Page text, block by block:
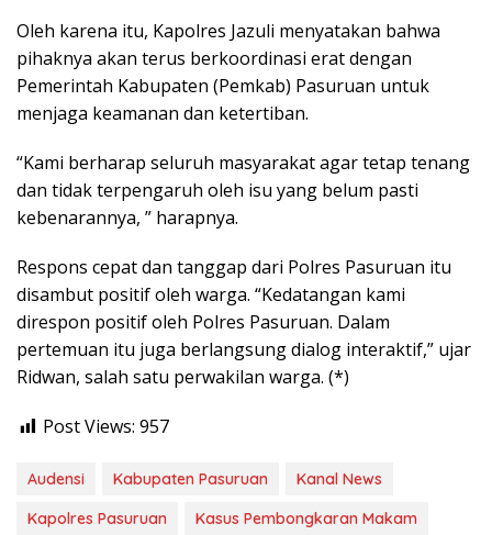
Oleh karena itu, Kapolres Jazuli menyatakan bahwa
pihaknya akan terus berkoordinasi erat dengan
Pemerintah Kabupaten (Pemkab) Pasuruan untuk
menjaga keamanan dan ketertiban.
“Kami berharap seluruh masyarakat agar tetap tenang
dan tidak terpengaruh oleh isu yang belum pasti
kebenarannya, ” harapnya.
Respons cepat dan tanggap dari Polres Pasuruan itu
disambut positif oleh warga. “Kedatangan kami
direspon positif oleh Polres Pasuruan. Dalam
pertemuan itu juga berlangsung dialog interaktif,” ujar
Ridwan, salah satu perwakilan warga. (*)
Post Views: 957
Audensi Kabupaten Pasuruan
Kanal News
Kapolres Pasuruan
Kasus Pembongkaran Makam